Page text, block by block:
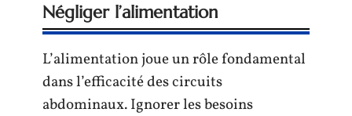
Négliger l’alimentation
L’alimentation joue un rôle fondamental
dans l’efficacité des circuits
abdominaux. Ignorer les besoins